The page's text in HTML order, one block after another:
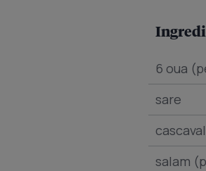
6 oua
sare
cascaval
salam